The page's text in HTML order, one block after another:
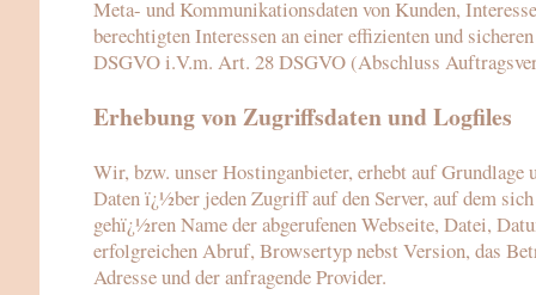
Meta- und Kommunikationsdaten von Kunden,
berechtigten Interessen an einer effizienten und
DSGVO i.V.m. Art. 28 DSGVO (Abschluss
Erhebung von Zugriffsdaten und Logfiles
Wir, bzw. unser Hostinganbieter, erhebt auf
Daten ï¿½ber jeden Zugriff auf den Server, auf dem
gehï¿½ren Name der abgerufenen Webseite, Datei,
erfolgreichen Abruf, Browsertyp nebst Version, das
Adresse und der anfragende Provider.